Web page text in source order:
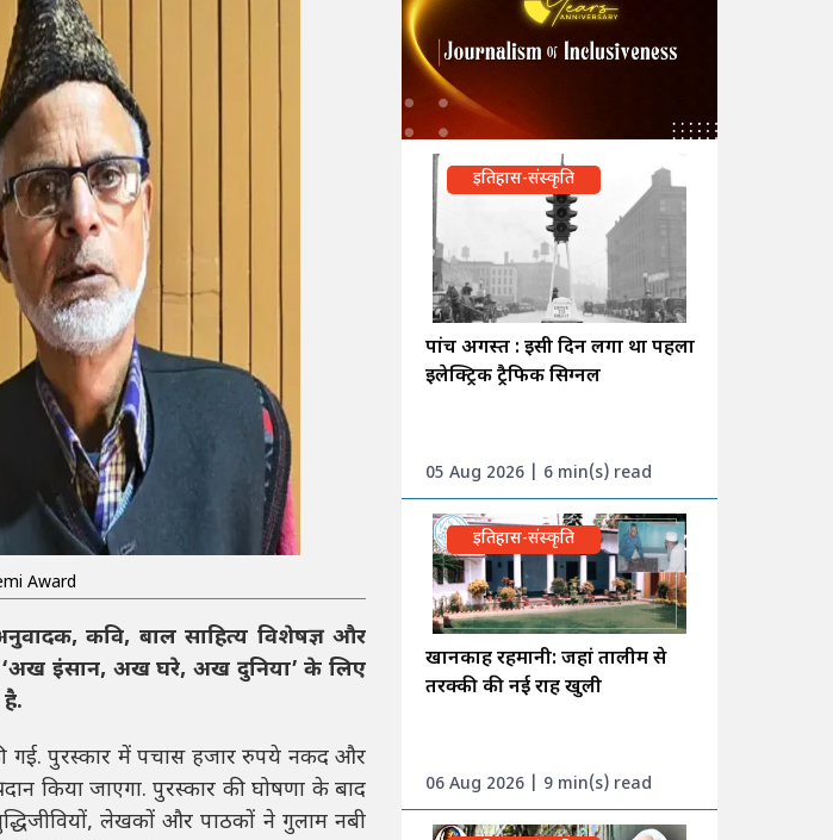
Award
कवि, बाल साहित्य विशेषज्ञ और
‘अख इंसान, अख घरे, अख दुनिया’ के लिए
गई. पुरस्कार में पचास हजार रुपये नकद और
किया जाएगा. पुरस्कार की घोषणा के बाद
लेखकों और पाठकों ने गुलाम नबी
इतिहास-संस्कृति
पांच अगस्त : इसी दिन लगा था पहला
इलेक्ट्रिक ट्रैफिक सिग्नल
05 Aug 2026 | 6 min(s) read
इतिहास-संस्कृति
खानकाह रहमानी: जहां तालीम से
तरक्की की नई राह खुली
06 Aug 2026 | 9 min(s) read